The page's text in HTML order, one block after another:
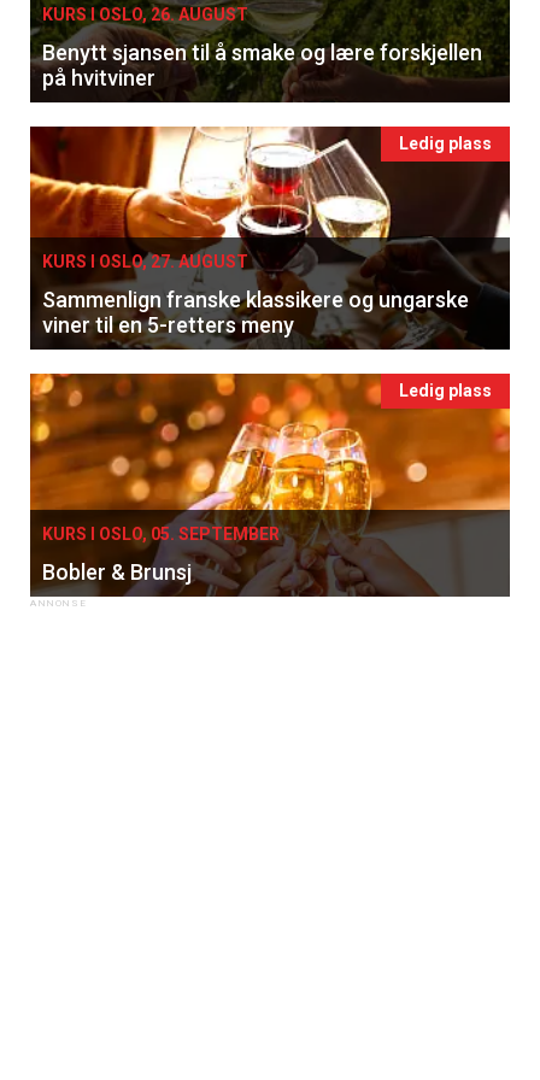
KURS I OSLO, 26. AUGUST
Benytt sjansen til å smake og lære forskjellen
på hvitviner
Ledig plass
KURS I OSLO, 27. AUGUST
Sammenlign franske klassikere og ungarske
viner til en 5-retters meny
Ledig plass
KURS I OSLO, 05. SEPTEMBER
Bobler & Brunsj